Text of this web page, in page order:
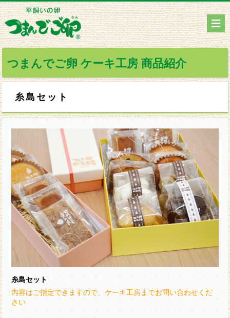
つまんでご卵 ケーキ工房 商品紹介
糸島セット
糸島セット
内容はご指定できますので、ケーキ工房までお問い合わせくだ
さい